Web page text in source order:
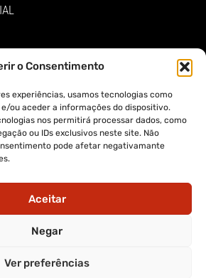
o Consentimento
experiências, usamos tecnologias como
ou aceder a informações do dispositivo.
nos permitirá processar dados, como
ou IDs exclusivos neste site. Não
pode afetar negativamante
Aceitar
Negar
Ver preferências
DE DADOS E DE PRIVACIDADE
DA COMPRA
OS-MONTES
OS-MONTES